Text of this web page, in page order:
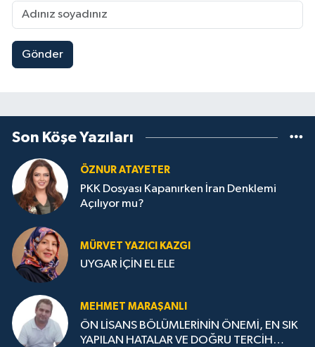
Gönder
Son Köşe Yazıları
ÖZNUR ATAYETER
PKK Dosyası Kapanırken İran Denklemi
Açılıyor mu?
MÜRVET YAZICI KAZGI
UYGAR İÇİN EL ELE
MEHMET MARAŞANLI
ÖN LİSANS BÖLÜMLERİNİN ÖNEMİ, EN SIK
YAPILAN HATALAR VE DOĞRU TERCİH